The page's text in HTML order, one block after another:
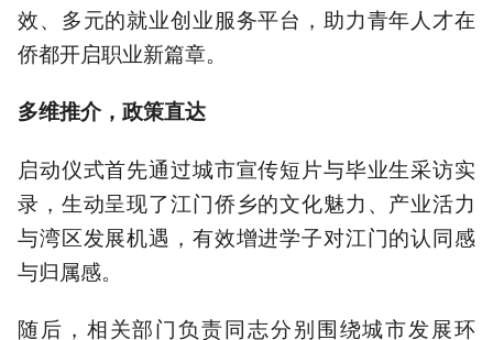
效、多元的就业创业服务平台，助力青年人才在
侨都开启职业新篇章。
多维推介，政策直达
启动仪式首先通过城市宣传短片与毕业生采访实
录，生动呈现了江门侨乡的文化魅力、产业活力
与湾区发展机遇，有效增进学子对江门的认同感
与归属感。
随后，相关部门负责同志分别围绕城市发展环